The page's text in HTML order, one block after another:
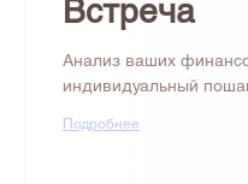
Встреча
Анализ ваших
индивидуальный
Подробнее